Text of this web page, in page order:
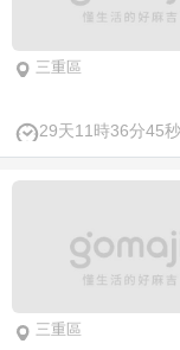
三重區
29天11時36分45秒
三重區